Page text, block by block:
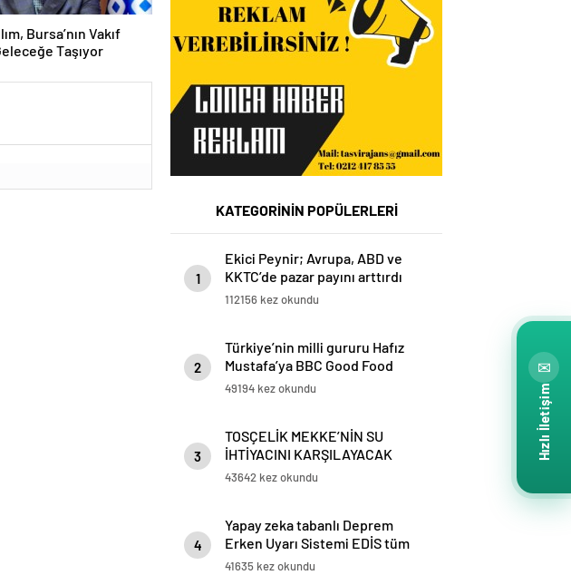
Bursa’nın Vakıf
Taşıyor
KATEGORİNİN POPÜLERLERİ
1
Ekici Peynir; Avrupa, ABD ve
KKTC’de pazar payını arttırdı
112156 kez okundu
2
Türkiye’nin milli gururu Hafız
Mustafa’ya BBC Good Food
ödülü
49194 kez okundu
3
TOSÇELİK MEKKE’NİN SU
İHTİYACINI KARŞILAYACAK
PROJESİ’NİN BORU TEDARİKİNİ
43642 kez okundu
4
Yapay zeka tabanlı Deprem
Erken Uyarı Sistemi EDİS tüm
Marmara’da kullanılmaya
41635 kez okundu
✉
Hızlı İletişim